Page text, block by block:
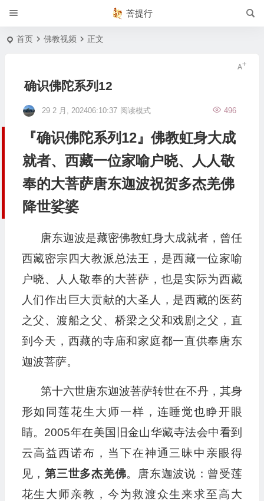
菩提行
首页 佛教视频 正文
确识佛陀系列12
29 2 月, 202406:10:37 496
阅读模式
『确识佛陀系列12』佛教虹身大成
就者、西藏一位家喻户晓、人人敬
奉的大菩萨唐东迦波祝贺多杰羌佛
降世娑婆
唐东迦波是藏密佛教虹身大成就者，曾任
西藏密宗四大教派总法王，是西藏一位家喻
户晓、人人敬奉的大菩萨，也是实际为西藏
人们作出巨大贡献的大圣人，是西藏的医药
之父、渡船之父、桥梁之父和戏剧之父，直
到今天，西藏的寺庙和家庭都一直供奉唐东
迦波菩萨。
第十六世唐东迦波菩萨转世在不丹，其身
形如同莲花生大师一样，连睡觉也睁开眼
睛。2005年在美国旧金山华藏寺法会中看到
云高益西诺布，当下在神通三昧中亲眼得
见，第三世多杰羌佛。唐东迦波说：曾受莲
花生大师亲教，今为救渡众生来求至高大